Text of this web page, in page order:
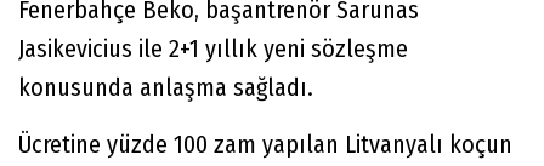
Fenerbahçe Beko, başantrenör Sarunas
Jasikevicius ile 2+1 yıllık yeni sözleşme
konusunda anlaşma sağladı.
Ücretine yüzde 100 zam yapılan Litvanyalı koçun